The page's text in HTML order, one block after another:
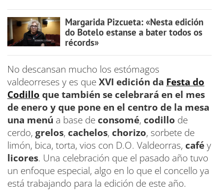
Margarida Pizcueta: «Nesta edición
do Botelo estanse a bater todos os
récords»
No descansan mucho los estómagos
valdeorreses y es queXVI edición da Festa do
Codillo que también se celebrará en el mes
de enero y que pone en el centro de la mesa
una menú a base de consomé, codillo de
cerdo, grelos, cachelos, chorizo, sorbete de
limón, bica, torta, vios con D.O. Valdeorras, caféy
licores. Una celebración que el pasado año tuvo
un enfoque especial, algo en lo que el concello ya
está trabajando para la edición de este año.